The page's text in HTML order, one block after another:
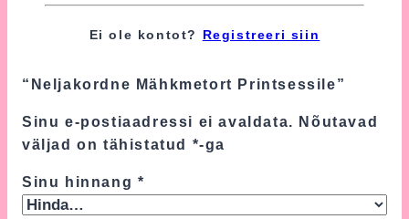
“Neljakordne Mähkmetort Printsessile”
Sinu e-postiaadressi ei avaldata. Nõutavad
väljad on tähistatud *-ga
Sinu hinnang *
Ei ole kontot? Registreeri siin